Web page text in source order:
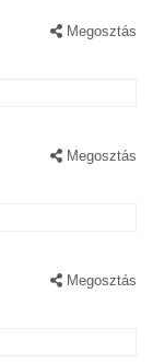
Megosztás
Megosztás
Megosztás